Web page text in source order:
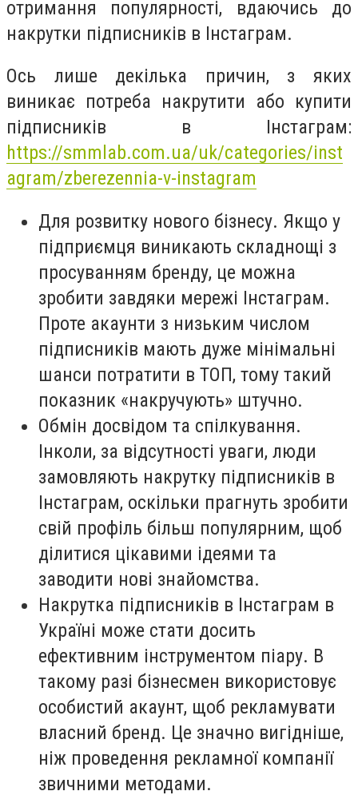
отримання популярності, вдаючись до
накрутки підписників в Інстаграм.
Ось лише декілька причин, з яких
виникає потреба накрутити або купити
підписників в Інстаграм:
https://smmlab.com.ua/uk/categories/inst
agram/zberezennia-v-instagram
Для розвитку нового бізнесу. Якщо у
підприємця виникають складнощі з
просуванням бренду, це можна
зробити завдяки мережі Інстаграм.
Проте акаунти з низьким числом
підписників мають дуже мінімальні
шанси потратити в ТОП, тому такий
показник «накручують» штучно.
Обмін досвідом та спілкування.
Інколи, за відсутності уваги, люди
замовляють накрутку підписників в
Інстаграм, оскільки прагнуть зробити
свій профіль більш популярним, щоб
ділитися цікавими ідеями та
заводити нові знайомства.
Накрутка підписників в Інстаграм в
Україні може стати досить
ефективним інструментом піару. В
такому разі бізнесмен використовує
особистий акаунт, щоб рекламувати
власний бренд. Це значно вигідніше,
ніж проведення рекламної компанії
звичними методами.